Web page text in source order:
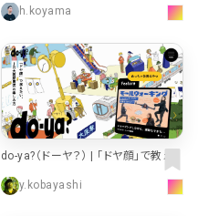
T
h.koyama
do-ya?（ドーヤ？） | 「ドヤ顔」で教えた
y.kobayashi